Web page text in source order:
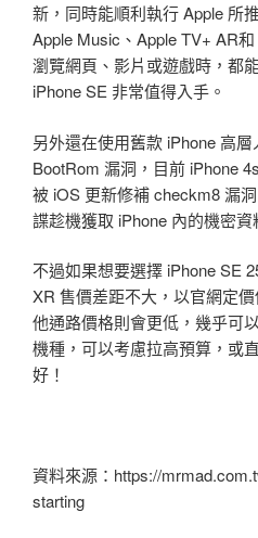
新，同時能順利執行 Apple 所
Apple Music、Apple TV+ AR
瀏覽網頁、影片或遊戲時，都
iPhone SE 非常值得入手。
另外還在使用舊款 iPhone 高
BootRom 漏洞，目前 iPhone
被 iOS 更新修補 checkm8 漏
諜趁機獲取 iPhone 內的機密
不過如果想要選擇 iPhone SE
XR 售價差距不大，以官網定
他通路價格則會更低，幾乎可
機種，可以考慮拉高預算，或
好！
資料來源：https://
starting